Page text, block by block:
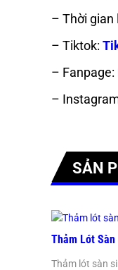
– Thời gian
– Tiktok:
– Fanpage:
–
SẢN
Thảm Lót
Thảm lót sàn